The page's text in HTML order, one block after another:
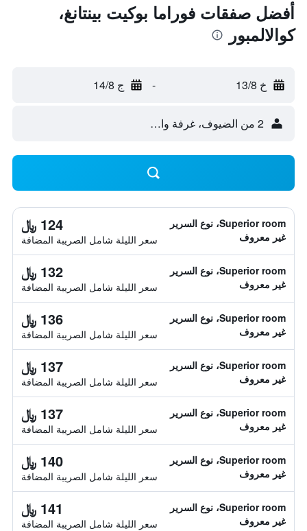
أفضل صفقات فوراما بوكيت بينتانغ،
كوالالمبور
خ 13/8 - ج 14/8
2 من الضيوف، غرفة واحدة
Superior room، نوع السرير
غير معروف
124 ﷼
سعر الليلة شامل الصريبة المضافة
Superior room، نوع السرير
غير معروف
132 ﷼
سعر الليلة شامل الصريبة المضافة
Superior room، نوع السرير
غير معروف
136 ﷼
سعر الليلة شامل الصريبة المضافة
Superior room، نوع السرير
غير معروف
137 ﷼
سعر الليلة شامل الصريبة المضافة
Superior room، نوع السرير
غير معروف
137 ﷼
سعر الليلة شامل الصريبة المضافة
Superior room، نوع السرير
غير معروف
140 ﷼
سعر الليلة شامل الصريبة المضافة
Superior room، نوع السرير
غير معروف
141 ﷼
سعر الليلة شامل الصريبة المضافة